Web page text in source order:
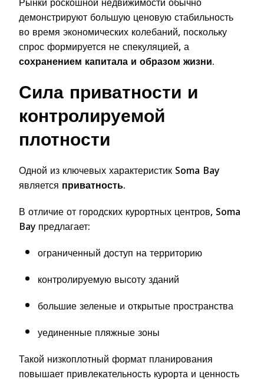
демонстрируют большую ценовую стабильность
во время экономических колебаний, поскольку
спрос формируется не спекуляцией, а
сохранением капитала и образом жизни.
Сила приватности и
контролируемой
плотности
Одной из ключевых характеристик Soma Bay
является приватность.
В отличие от городских курортных центров, Soma
Bay предлагает:
ограниченный доступ на территорию
контролируемую высоту зданий
большие зеленые и открытые пространства
уединенные пляжные зоны
Такой низкоплотный формат планирования
повышает привлекательность курорта и ценность